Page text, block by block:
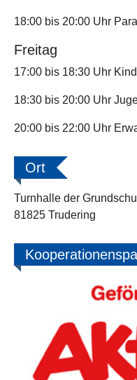
18:00 bis 20:00 Uhr
Freitag
17:00 bis 18:30 Uhr
18:30 bis 20:00 Uhr
20:00 bis 22:00 Uhr
Ort
Turnhalle der
81825 Trudering